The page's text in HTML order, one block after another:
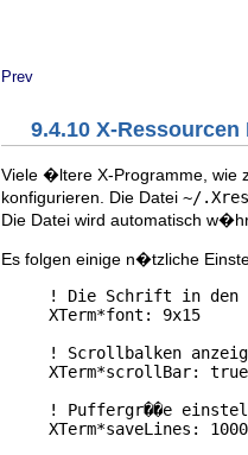
Prev
9.4.10 X-Ressourcen
Viele �ltere X-Programme, wie
konfigurieren. Die Datei ~/
Die Datei wird automatisch
Es folgen einige n�tzliche
! Die Schrift in den
     XTerm*font: 9x15
! Scrollbalken
     XTerm*scrollBar: true
! Puffergr��e